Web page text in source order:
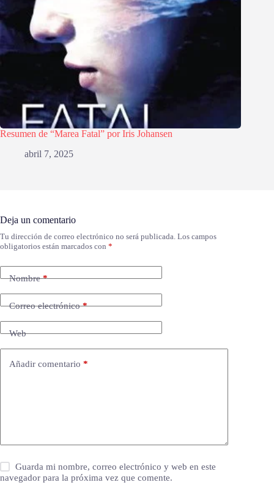
Resumen de “Marea Fatal” por Iris Johansen
abril 7, 2025
Deja un comentario
Tu dirección de correo electrónico no será publicada. Los campos
obligatorios están marcados con *
Nombre*
Correo electrónico*
Web
Añadir comentario *
Guarda mi nombre, correo electrónico y web en este
navegador para la próxima vez que comente.